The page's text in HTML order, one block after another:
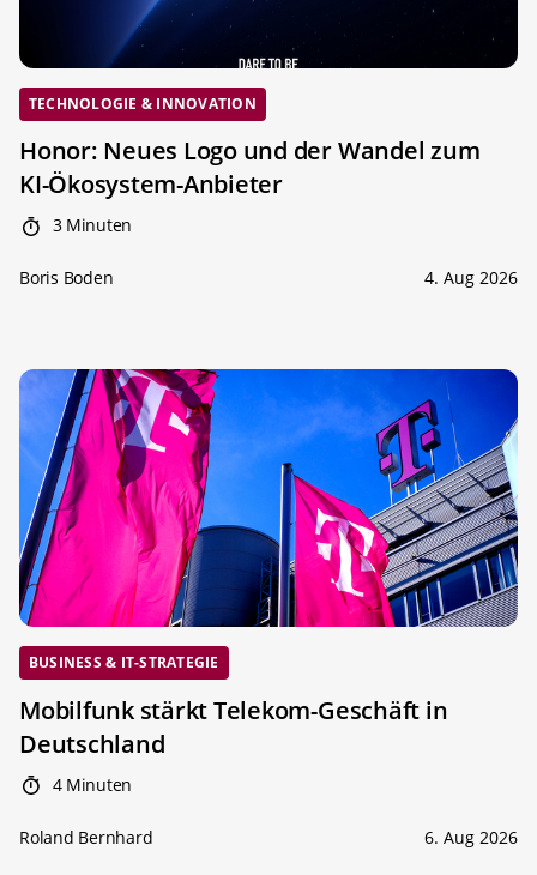
TECHNOLOGIE & INNOVATION
Honor: Neues Logo und der Wandel zum
KI-Ökosystem-Anbieter
3 Minuten
Boris Boden 4. Aug 2026
BUSINESS & IT-STRATEGIE
Mobilfunk stärkt Telekom-Geschäft in
Deutschland
4 Minuten
Roland Bernhard 6. Aug 2026